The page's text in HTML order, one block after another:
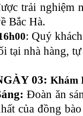
trải nghiệm
Bắc Hà.
: Quý
tại nhà hàng,
03: Khám
Đoàn ăn
của đồng